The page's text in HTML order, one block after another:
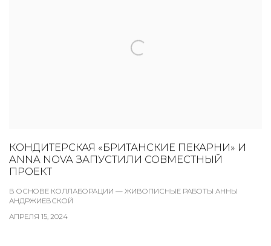
КОНДИТЕРСКАЯ «БРИТАНСКИЕ ПЕКАРНИ» И
ANNA NOVA ЗАПУСТИЛИ СОВМЕСТНЫЙ
ПРОЕКТ
В ОСНОВЕ КОЛЛАБОРАЦИИ — ЖИВОПИСНЫЕ РАБОТЫ АННЫ
АНДРЖИЕВСКОЙ
АПРЕЛЯ 15, 2024